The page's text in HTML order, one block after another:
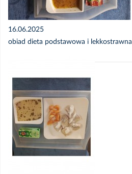
16.06.2025
obiad dieta podstawowa i lekkostrawna